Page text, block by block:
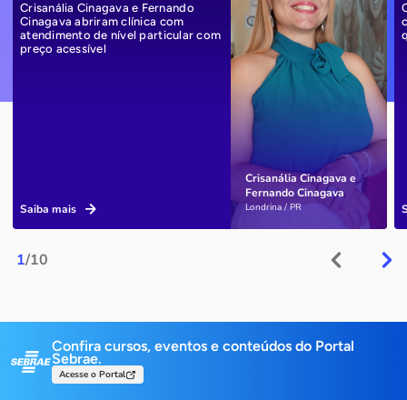
1/10
Crisanália Cinagava e
Fernando Cinagava
Londrina / PR
Crisanália Cinagava e Fernando
Cinagava abriram clínica com
atendimento de nível particular com
preço acessível
Saiba mais
Confira cursos, eventos e conteúdos do Portal
Sebrae.
Acesse o Portal